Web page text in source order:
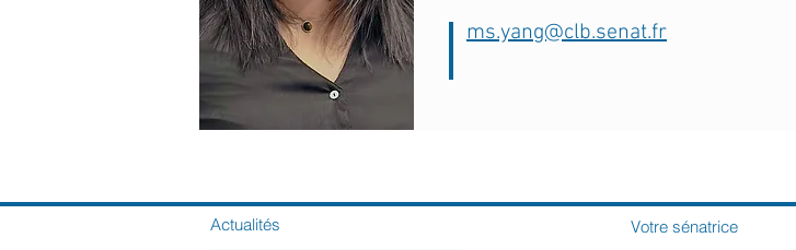
ms.yang@clb.senat.fr
Actualités Votre sénatrice